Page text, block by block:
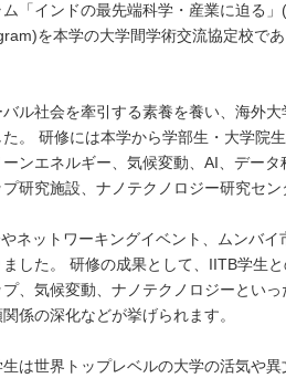
「インドの最先端科学・産業に迫る
を本学の大学間学術交流協定校で
ル社会を牽引する素養を養い、海外
。 研修には本学から学部生・大学院
ンエネルギー、気候変動、AI、デー
研究施設、ナノテクノロジー研究セ
ネットワーキングイベント、ムンバ
した。 研修の成果として、IITB学生
、気候変動、ナノテクノロジーとい
係の深化などが挙げられます。
は世界トップレベルの大学の活気や